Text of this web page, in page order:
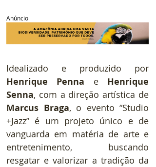
Anúncio
Henrique Penna e Henrique
Senna
Marcus Braga, o evento “Studio
+Jazz” é um projeto único e de
vanguarda em matéria de arte e
entretenimento, buscando
resgatar e valorizar a tradição da